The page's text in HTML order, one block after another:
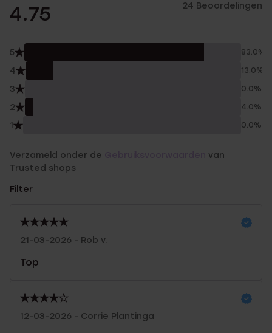
4.75 24 Beoordelingen
5 83.0%
4 13.0%
3 0.0%
2 4.0%
1 0.0%
Verzameld onder de
van
Trusted shops
Filter
21-03-2026 - Rob v.
Top
12-03-2026 - Corrie Plantinga